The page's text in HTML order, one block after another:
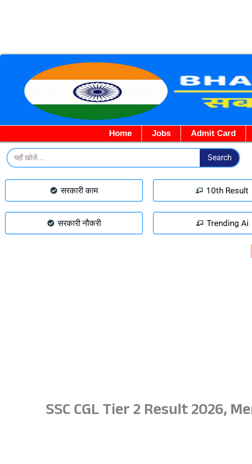
Home Jobs Admit Card
Search Search
सरकारी काम 10th Result
सरकारी नौकरी Trending Ai
SSC CGL Tier 2 Result 2026,